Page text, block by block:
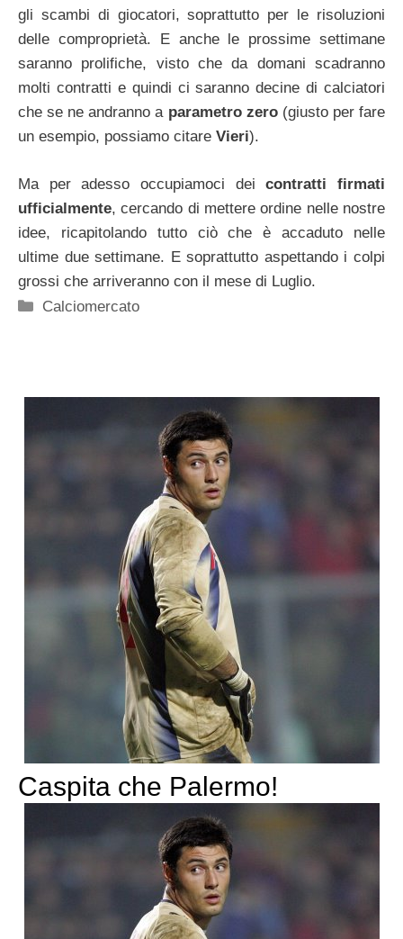
gli scambi di giocatori, soprattutto per le risoluzioni
delle comproprietà. E anche le prossime settimane
saranno prolifiche, visto che da domani scadranno
molti contratti e quindi ci saranno decine di calciatori
che se ne andranno a parametro zero(giusto per fare
un esempio, possiamo citare Vieri).
Ma per adesso occupiamoci deicontratti firmati
ufficialmente, cercando di mettere ordine nelle nostre
idee, ricapitolando tutto ciò che è accaduto nelle
ultime due settimane. E soprattutto aspettando i colpi
grossi che arriveranno con il mese di Luglio.
Categorie
Calciomercato
Caspita che Palermo!